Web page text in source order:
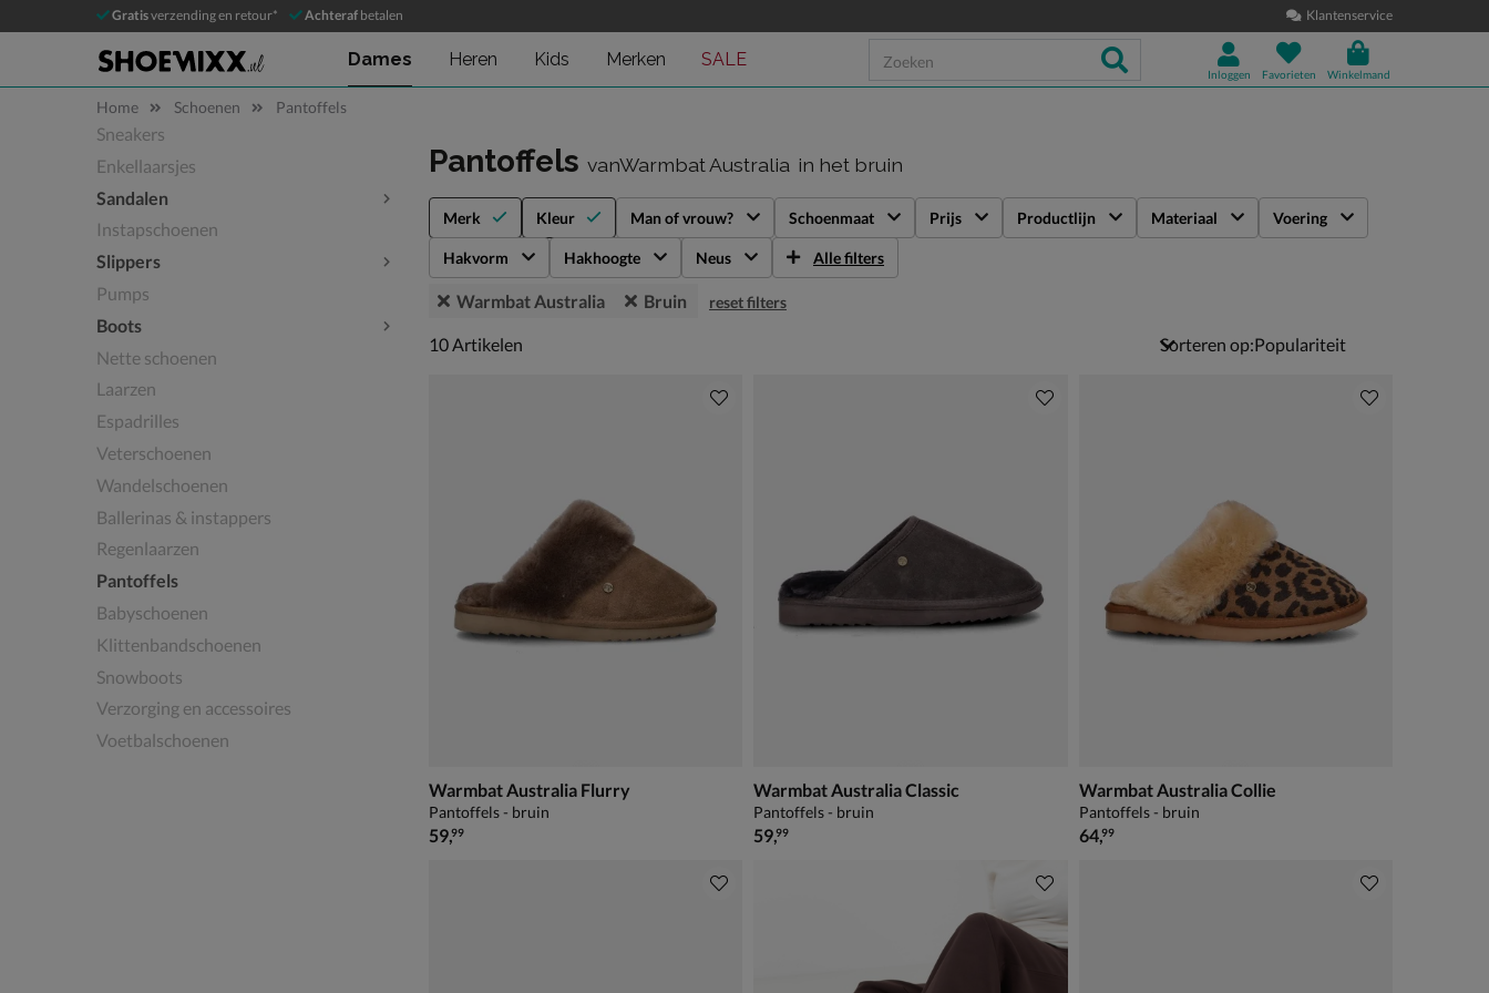
Gratisverzending en retour* Achteraf betalen Klantenservice
Dames Heren Kids Merken SALE
Inloggen Favorieten Winkelmand
Home Schoenen Pantoffels
Sla categorieën over
Sneakers
Enkellaarsjes
Sandalen
Instapschoenen
Slippers
Pumps
Boots
Nette schoenen
Laarzen
Espadrilles
Veterschoenen
Wandelschoenen
Ballerinas & instappers
Regenlaarzen
Pantoffels
Babyschoenen
Klittenbandschoenen
Snowboots
Verzorging en accessoires
Voetbalschoenen
Pantoffels vanWarmbat Australia in het bruin
Merk Kleur Man of vrouw? Schoenmaat Prijs Productlijn Materiaal Voering
Hakvorm Hakhoogte Neus Alle filters
Warmbat Australia Bruin reset filters
10 artikelen
10Artikelen Sorteren op:
Warmbat Australia Flurry
Pantoffels - bruin
€ 59,99
59,99
Warmbat Australia Classic
Pantoffels - bruin
€ 59,99
59,99
Warmbat Australia Collie
Pantoffels - bruin
€ 64,99
64,99